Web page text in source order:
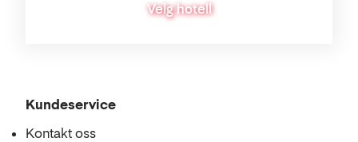
Velg hotell
Kundeservice
Kontakt oss